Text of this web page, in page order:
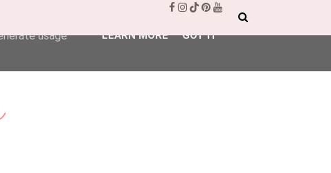
agent
usage
LEARN MORE GOT IT